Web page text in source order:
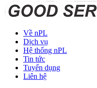
Về nPL
Dịch vụ
Hệ thống nPL
Tin tức
Tuyển dụng
Liên hệ